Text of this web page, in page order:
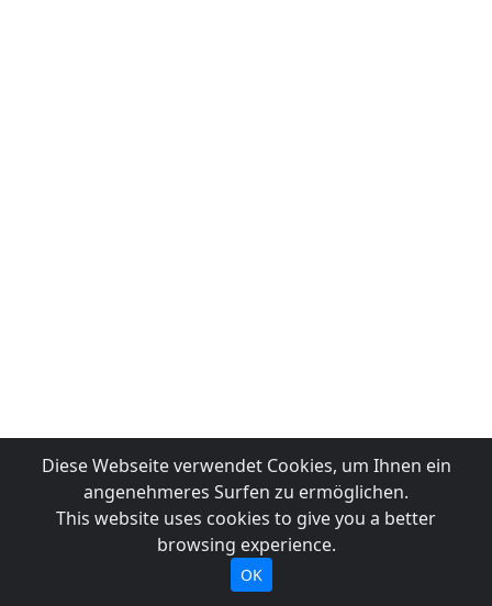
Diese Webseite verwendet Cookies, um Ihnen ein
angenehmeres Surfen zu ermöglichen.
This website uses cookies to give you a better
browsing experience.
OK